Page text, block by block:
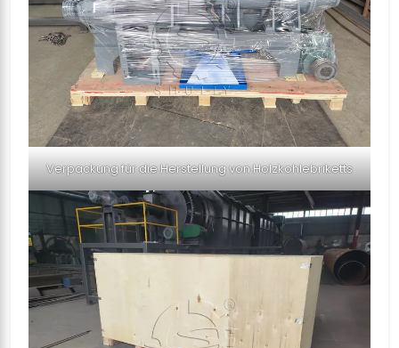
Verpackung für die Herstellung von Holzkohlebriketts